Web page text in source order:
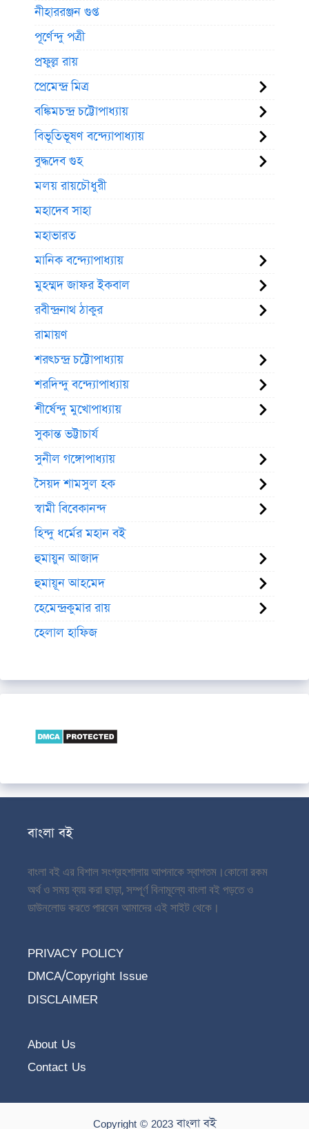
নীহাররঞ্জন গুপ্ত
পূর্ণেন্দু পত্রী
প্রফুল্ল রায়
প্রেমেন্দ্র মিত্র
বঙ্কিমচন্দ্র চট্টোপাধ্যায়
বিভূতিভূষণ বন্দ্যোপাধ্যায়
বুদ্ধদেব গুহ
মলয় রায়চৌধুরী
মহাদেব সাহা
মহাভারত
মানিক বন্দ্যোপাধ্যায়
মুহম্মদ জাফর ইকবাল
রবীন্দ্রনাথ ঠাকুর
রামায়ণ
শরৎচন্দ্র চট্টোপাধ্যায়
শরদিন্দু বন্দ্যোপাধ্যায়
শীর্ষেন্দু মুখোপাধ্যায়
সুকান্ত ভট্টাচার্য
সুনীল গঙ্গোপাধ্যায়
সৈয়দ শামসুল হক
স্বামী বিবেকানন্দ
হিন্দু ধর্মের মহান বই
হুমায়ুন আজাদ
হুমায়ূন আহমেদ
হেমেন্দ্রকুমার রায়
হেলাল হাফিজ
বাংলা বই
বাংলা বই এর বিশাল সংগ্রহশালায় আপনাকে স্বাগতম।কোনো রকম
অর্থ ও সময় ব্যয় করা ছাড়া, সম্পূর্ণ বিনামূল্যে বাংলা বই পড়তে ও
ডাউনলোড করতে পারবেন আমাদের এই সাইট থেকে।
PRIVACY POLICY
DMCA/Copyright Issue
DISCLAIMER
About Us
Contact Us
Copyright © 2023 বাংলা বই